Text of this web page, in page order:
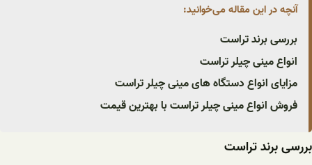
آنچه در این مقاله می‌خوانید:
بررسی برند تراست
انواع مینی چیلر تراست
مزایای انواع دستگاه های مینی چیلر تراست
فروش انواع مینی چیلر تراست با بهترین قیمت
بررسی برند تراست